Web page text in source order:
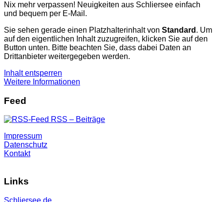
Nix mehr verpassen! Neuigkeiten aus Schliersee einfach
und bequem per E-Mail.
Sie sehen gerade einen Platzhalterinhalt von Standard . Um
auf den eigentlichen Inhalt zuzugreifen, klicken Sie auf den
Button unten. Bitte beachten Sie, dass dabei Daten an
Drittanbieter weitergegeben werden.
Inhalt entsperren
Weitere Informationen
Feed
RSS – Beiträge
Impressum
Datenschutz
Kontakt
Links
Schliersee.de